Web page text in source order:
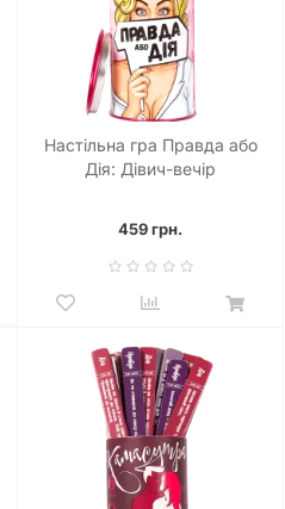
Настільна гра Правда або
Дія: Дівич-вечір
459 грн.